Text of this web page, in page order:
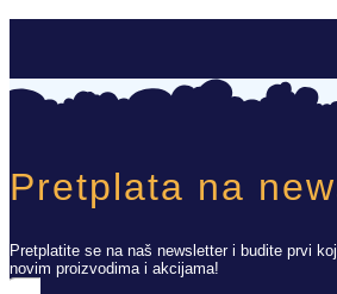
Pretplata na
Pretplatite se na naš newsletter i budite prvi
novim proizvodima i akcijama!